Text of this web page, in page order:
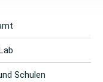
Schulen